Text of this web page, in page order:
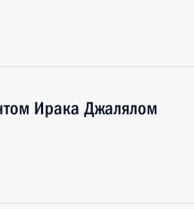
Ирака Джалялом